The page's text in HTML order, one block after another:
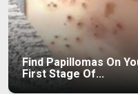
Find Papillomas On
First Stage Of...